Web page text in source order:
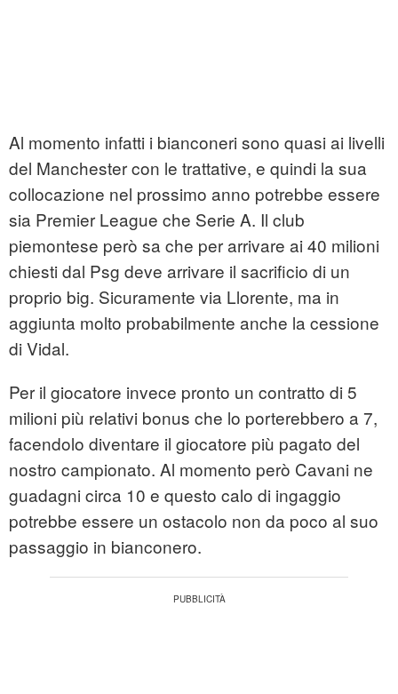
Al momento infatti i bianconeri sono quasi ai livelli
del Manchester con le trattative, e quindi la sua
collocazione nel prossimo anno potrebbe essere
sia Premier League che Serie A. Il club
piemontese però sa che per arrivare ai 40 milioni
chiesti dal Psg deve arrivare il sacrificio di un
proprio big. Sicuramente via Llorente, ma in
aggiunta molto probabilmente anche la cessione
di Vidal.
Per il giocatore invece pronto un contratto di 5
milioni più relativi bonus che lo porterebbero a 7,
facendolo diventare il giocatore più pagato del
nostro campionato. Al momento però Cavani ne
guadagni circa 10 e questo calo di ingaggio
potrebbe essere un ostacolo non da poco al suo
passaggio in bianconero.